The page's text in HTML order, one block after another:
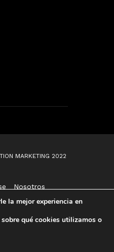
MARKETING 2022
Nosotros
la mejor experiencia en
qué cookies utilizamos o